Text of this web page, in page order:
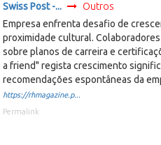
Swiss Post -...
Outros
Empresa enfrenta desafio de
proximidade cultural.
sobre planos de carreira e
a friend" regista crescimento
recomendações espontâneas da
https://rhmagazine.p...
Permalink